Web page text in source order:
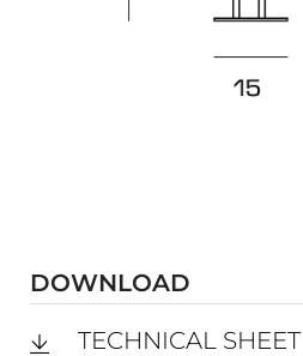
DOWNLOAD
TECHNICAL SHEET